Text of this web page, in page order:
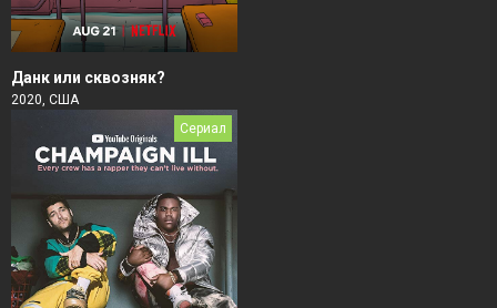
Данк или сквозняк?
2020, США
Сериал